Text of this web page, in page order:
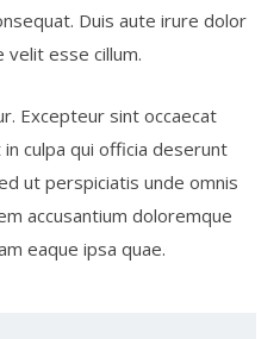
Duis aute irure dolor
esse cillum.
Excepteur sint occaecat
culpa qui officia deserunt
ut perspiciatis unde omnis
accusantium doloremque
eaque ipsa quae.